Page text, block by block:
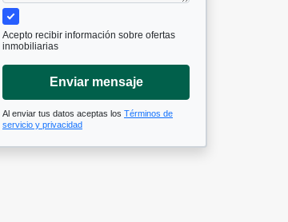
Acepto recibir información sobre ofertas
inmobiliarias
Enviar mensaje
Al enviar tus datos aceptas los Términos de
servicio y privacidad